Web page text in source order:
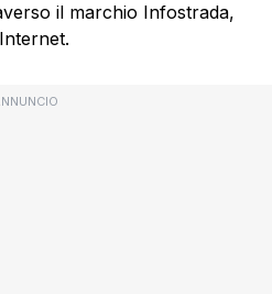
il marchio Infostrada,